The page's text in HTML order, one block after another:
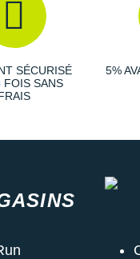
SÉCURISÉ
FOIS SANS
5%